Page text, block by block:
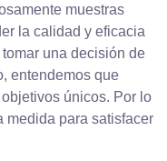
muestras
la calidad y eficacia
una decisión de
entendemos que
únicos. Por lo
medida para satisfacer